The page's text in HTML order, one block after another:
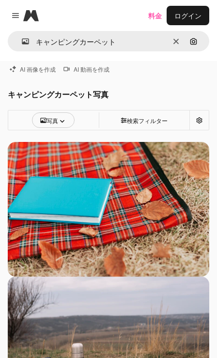
Close menu
Magnific
消去 画像で
料金 ログイン
AI 画像を作成 AI 動画を作成
キャンピングカーペット写真
写真 検索フィルター